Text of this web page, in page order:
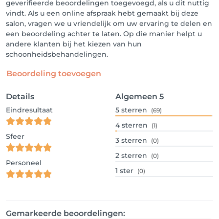
geverifieerde beoordelingen toegevoegd, als u dit nuttig
vindt. Als u een online afspraak hebt gemaakt bij deze
salon, vragen we u vriendelijk om uw ervaring te delen en
een beoordeling achter te laten. Op die manier helpt u
andere klanten bij het kiezen van hun
schoonheidsbehandelingen.
Beoordeling toevoegen
Details
Eindresultaat
Sfeer
Personeel
Algemeen 5
5 sterren (69)
4 sterren (1)
3 sterren (0)
2 sterren (0)
1 ster (0)
Gemarkeerde beoordelingen: